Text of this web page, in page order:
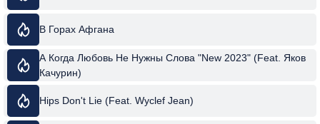
В Горах Афгана
А Когда Любовь Не Нужны Слова "New 2023" (Feat. Яков
Качурин)
Hips Don't Lie (Feat. Wyclef Jean)